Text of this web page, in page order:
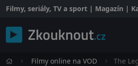
Filmy, seriály, TV a sport | Magazín |
Filmy online na VOD The